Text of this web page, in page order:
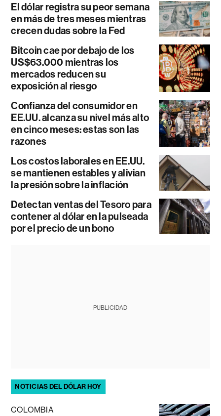
El dólar registra su peor semana
en más de tres meses mientras
crecen dudas sobre la Fed
Bitcoin cae por debajo de los
US$63.000 mientras los
mercados reducen su
exposición al riesgo
Confianza del consumidor en
EE.UU. alcanza su nivel más alto
en cinco meses: estas son las
razones
Los costos laborales en EE.UU.
se mantienen estables y alivian
la presión sobre la inflación
Detectan ventas del Tesoro para
contener al dólar en la pulseada
por el precio de un bono
PUBLICIDAD
NOTICIAS DEL DÓLAR HOY
COLOMBIA